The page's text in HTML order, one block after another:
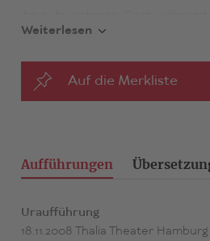
der für eine große überregionale
kommen, macht Nathalie sich
bald zeigt. Denn Mehdi will ein
Mehdis wachsenden
bei allen blank. Bis Nathalie
Katastrophe kommt.
Weiterlesen
Auf die Merkliste
Aufführungen
Uraufführung
18.11.2008 Thalia Theater